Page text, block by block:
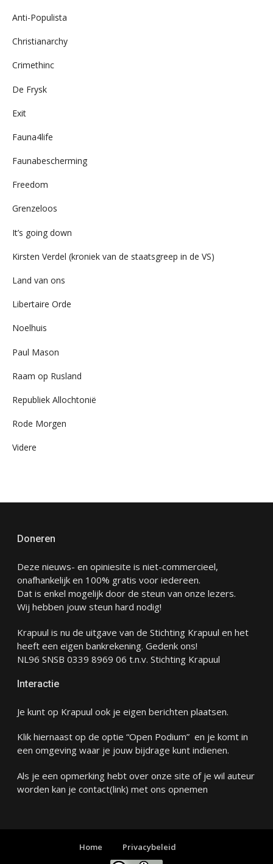
Anti-Populista
Christianarchy
Crimethinc
De Frysk
Exit
Fauna4life
Faunabescherming
Freedom
Grenzeloos
It’s going down
Kirsten Verdel (kroniek van de staatsgreep in de VS)
Land van ons
Libertaire Orde
Noelhuis
Paul Mason
Raam op Rusland
Republiek Allochtonië
Rode Morgen
Videre
Doneren
Deze nieuws- en opiniesite is niet-commercieel,
onafhankelijk en 100% gratis voor iedereen.
Dat is enkel mogelijk door de steun van onze lezers.
Wij hebben jouw steun hard nodig!
Krapuul is nu de uitgave van de Stichting Krapuul en het
heeft een eigen bankrekening. Gedenk ons!
NL96 SNSB 0339 8969 06 t.n.v. Stichting Krapuul
Interactie
Je kunt op Krapuul ook je eigen berichten plaatsen.
Klik hiernaast op de optie “Open Podium” en je komt in
een omgeving waar je jouw bijdrage kunt indienen.
Als je een opmerking hebt over onze site of je wil auteur
worden kan je contact(link) met ons opnemen
Home Privacybeleid